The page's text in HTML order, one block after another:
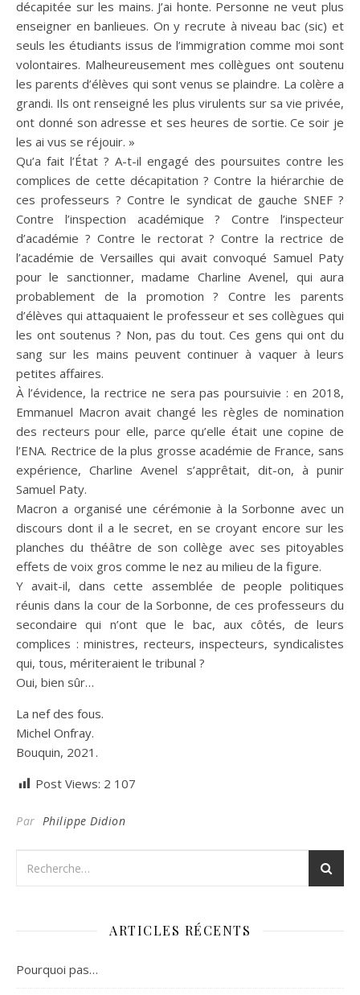
décapitée sur les mains. J’ai honte. Personne ne veut plus
enseigner en banlieues. On y recrute à niveau bac (sic) et
seuls les étudiants issus de l’immigration comme moi sont
volontaires. Malheureusement mes collègues ont soutenu
les parents d’élèves qui sont venus se plaindre. La colère a
grandi. Ils ont renseigné les plus virulents sur sa vie privée,
ont donné son adresse et ses heures de sortie. Ce soir je
les ai vus se réjouir. »
Qu’a fait l’État ? A-t-il engagé des poursuites contre les
complices de cette décapitation ? Contre la hiérarchie de
ces professeurs ? Contre le syndicat de gauche SNEF ?
Contre l’inspection académique ? Contre l’inspecteur
d’académie ? Contre le rectorat ? Contre la rectrice de
l’académie de Versailles qui avait convoqué Samuel Paty
pour le sanctionner, madame Charline Avenel, qui aura
probablement de la promotion ? Contre les parents
d’élèves qui attaquaient le professeur et ses collègues qui
les ont soutenus ? Non, pas du tout. Ces gens qui ont du
sang sur les mains peuvent continuer à vaquer à leurs
petites affaires.
À l’évidence, la rectrice ne sera pas poursuivie : en 2018,
Emmanuel Macron avait changé les règles de nomination
des recteurs pour elle, parce qu’elle était une copine de
l’ENA. Rectrice de la plus grosse académie de France, sans
expérience, Charline Avenel s’apprêtait, dit-on, à punir
Samuel Paty.
Macron a organisé une cérémonie à la Sorbonne avec un
discours dont il a le secret, en se croyant encore sur les
planches du théâtre de son collège avec ses pitoyables
effets de voix gros comme le nez au milieu de la figure.
Y avait-il, dans cette assemblée de people politiques
réunis dans la cour de la Sorbonne, de ces professeurs du
secondaire qui n’ont que le bac, aux côtés, de leurs
complices : ministres, recteurs, inspecteurs, syndicalistes
qui, tous, mériteraient le tribunal ?
Oui, bien sûr…
La nef des fous.
Michel Onfray.
Bouquin, 2021.
Post Views: 2 107
Par Philippe Didion
ARTICLES RÉCENTS
Pourquoi pas…